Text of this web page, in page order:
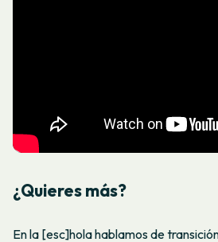
¿Quieres más?
En la [esc]hola hablamos de